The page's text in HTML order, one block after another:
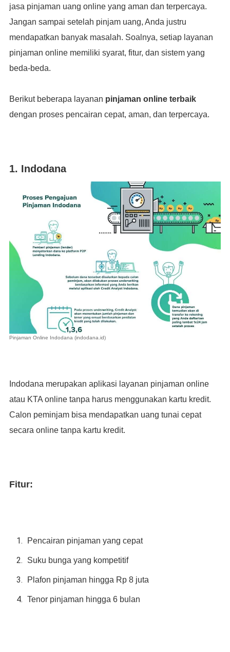
jasa pinjaman uang online yang aman dan terpercaya.
Jangan sampai setelah pinjam uang, Anda justru
mendapatkan banyak masalah. Soalnya, setiap layanan
pinjaman online memiliki syarat, fitur, dan sistem yang
beda-beda.
Berikut beberapa layanan pinjaman online terbaik
dengan proses pencairan cepat, aman, dan terpercaya.
1. Indodana
Pinjaman Online Indodana (indodana.id)
Indodana merupakan aplikasi layanan pinjaman online
atau KTA online tanpa harus menggunakan kartu kredit.
Calon peminjam bisa mendapatkan uang tunai cepat
secara online tanpa kartu kredit.
Fitur:
Pencairan pinjaman yang cepat
Suku bunga yang kompetitif
Plafon pinjaman hingga Rp 8 juta
Tenor pinjaman hingga 6 bulan